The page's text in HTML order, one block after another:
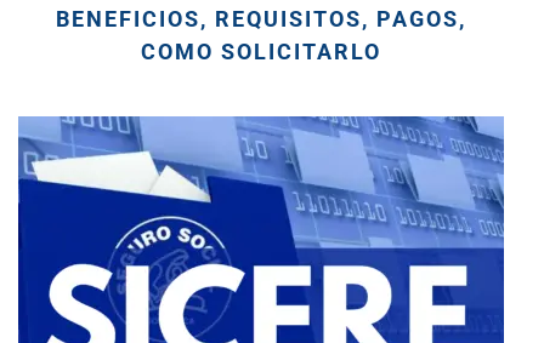
BENEFICIOS, REQUISITOS, PAGOS,
COMO SOLICITARLO